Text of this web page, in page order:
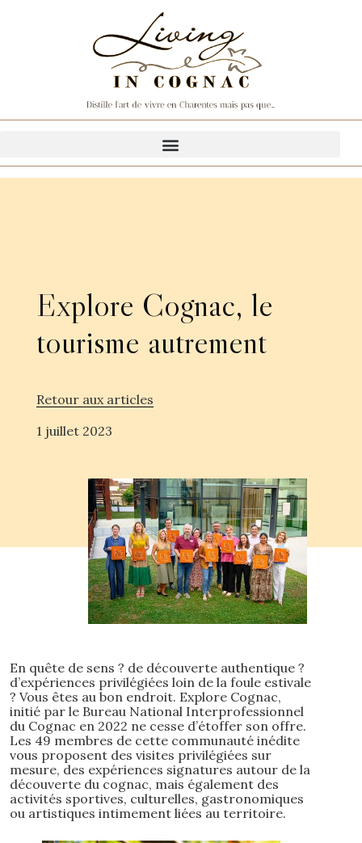
Explore Cognac, le
tourisme autrement
Retour aux articles
1 juillet 2023
En quête de sens ? de découverte authentique ?
d’expériences privilégiées loin de la foule estivale
? Vous êtes au bon endroit. Explore Cognac,
initié par le Bureau National Interprofessionnel
du Cognac en 2022 ne cesse d’étoffer son offre.
Les 49 membres de cette communauté inédite
vous proposent des visites privilégiées sur
mesure, des expériences signatures autour de la
découverte du cognac, mais également des
activités sportives, culturelles, gastronomiques
ou artistiques intimement liées au territoire.